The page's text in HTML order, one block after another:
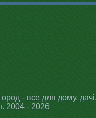
- все для дому,
2004 - 2026